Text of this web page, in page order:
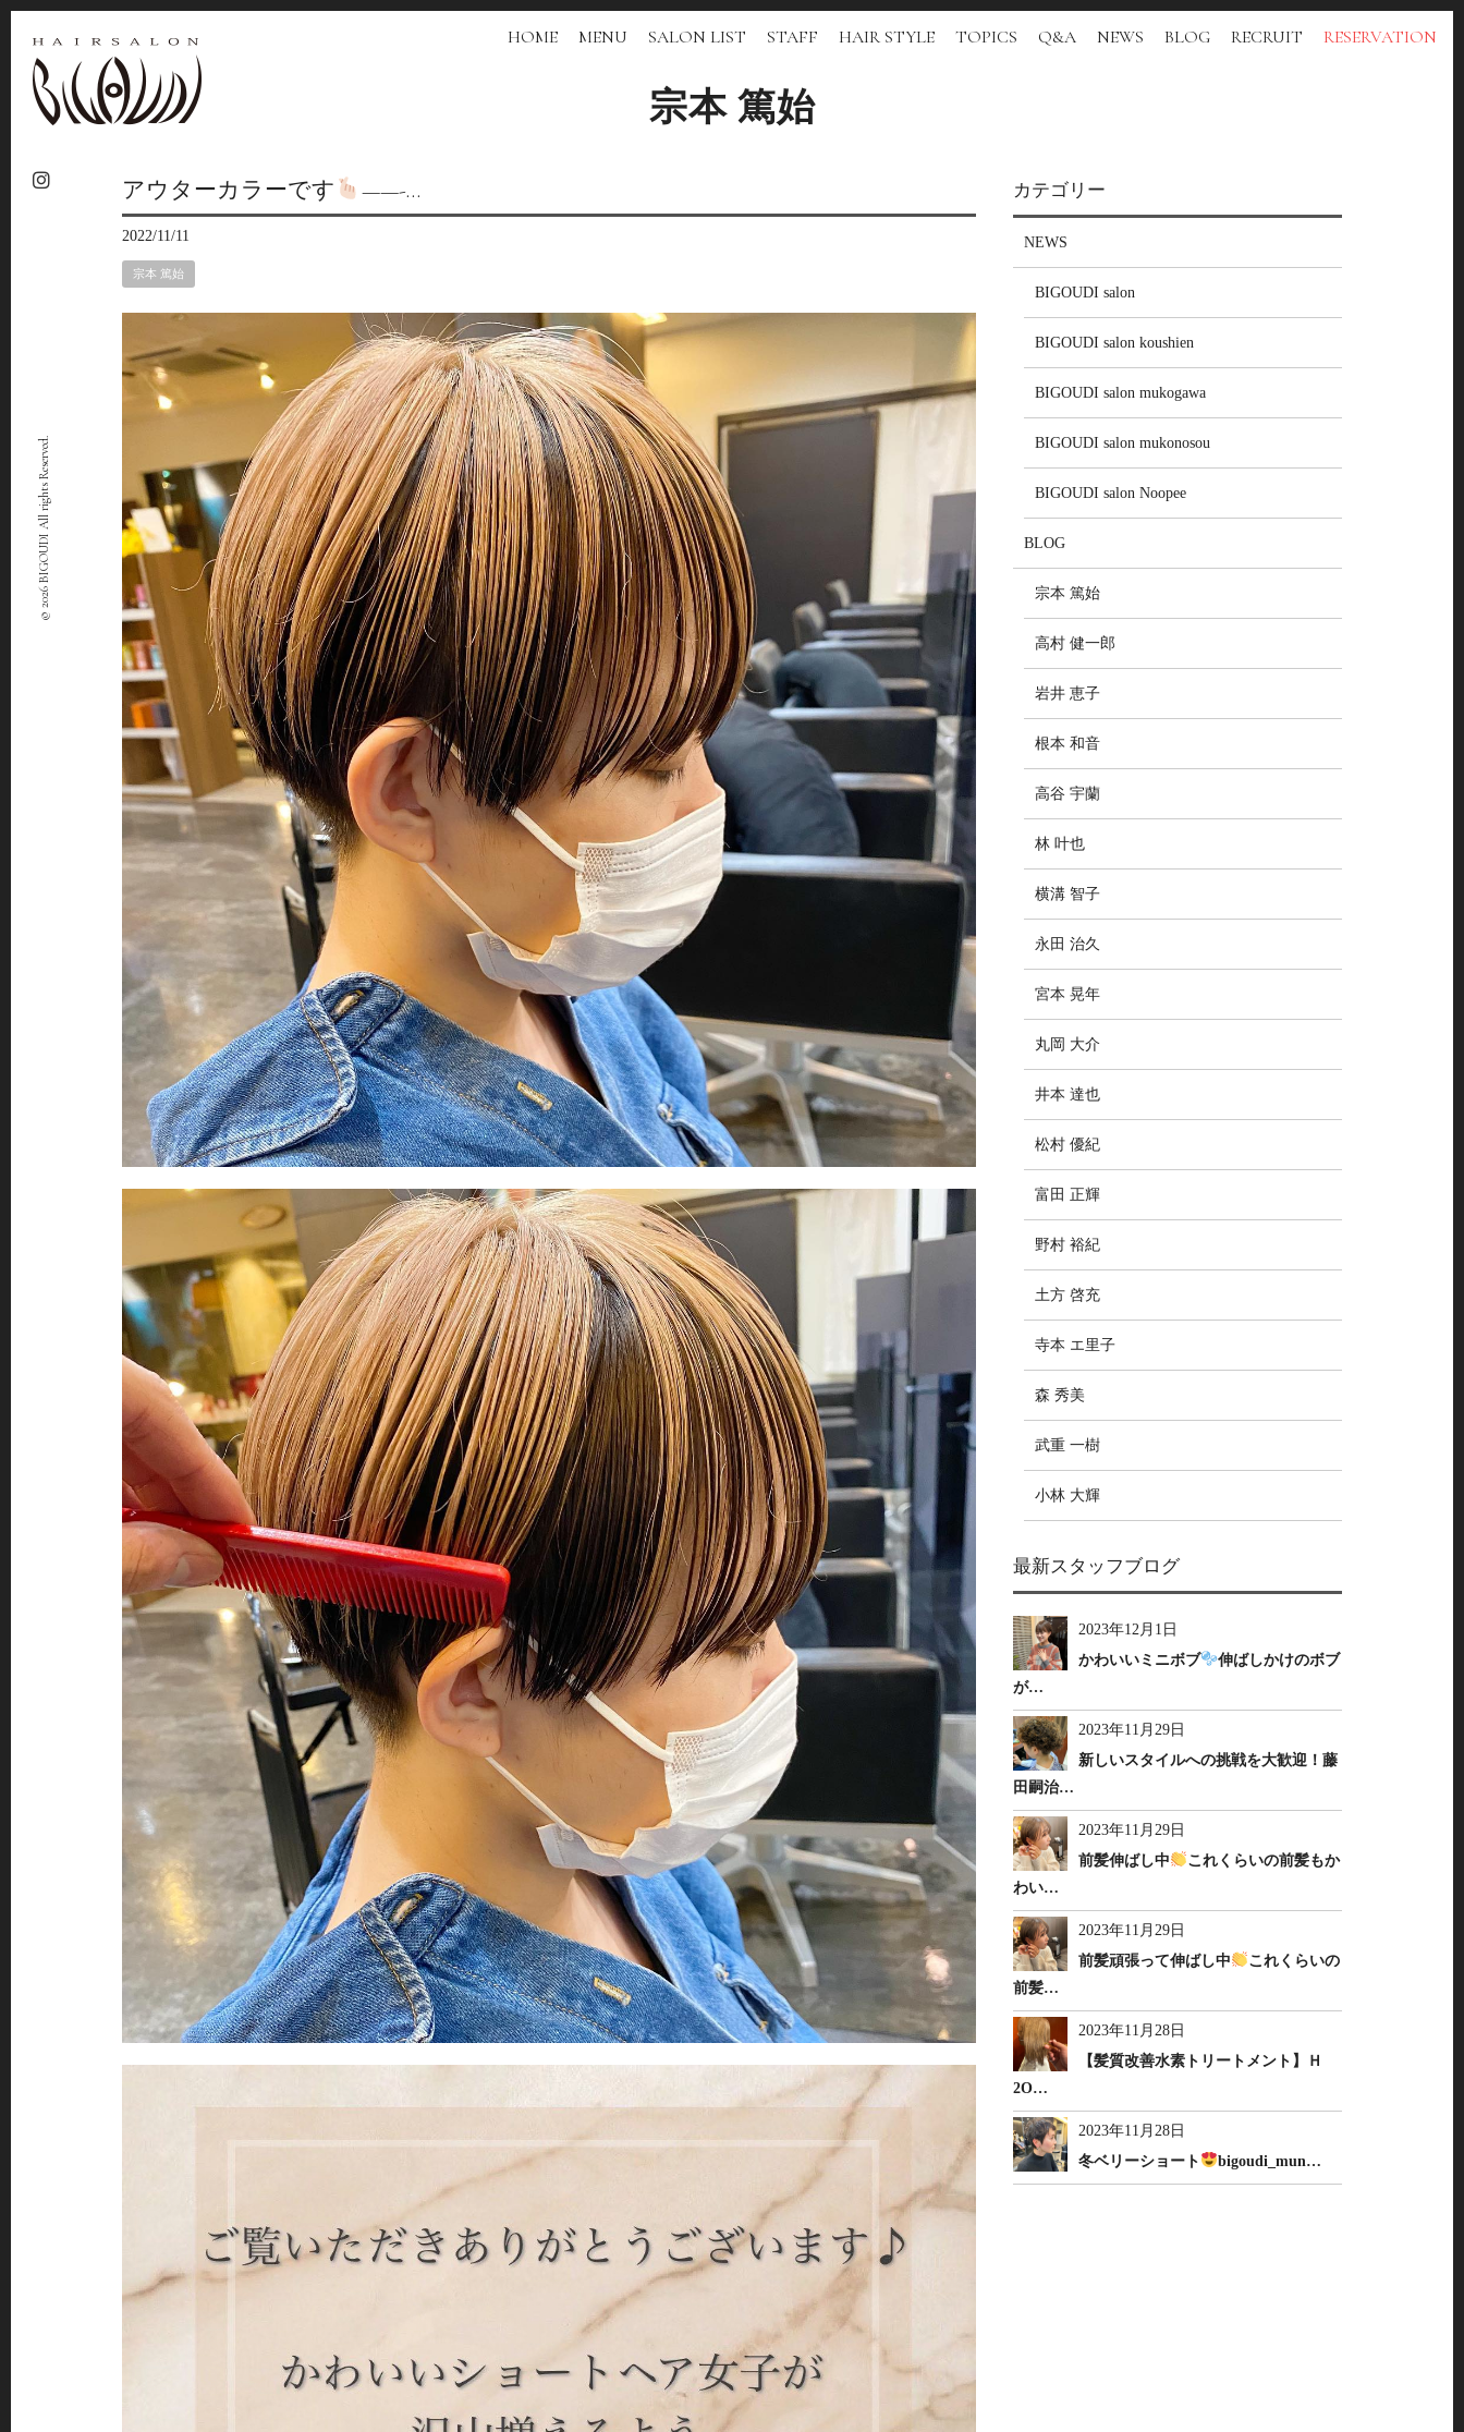
HOME MENU SALON LIST STAFF HAIR STYLE TOPICS Q&A NEWS BLOG RECRUIT RESERVATION
© 2026 BIGOUDI All rights Reserved.
宗本 篤始
アウターカラーです ——-…
2022/11/11
宗本 篤始
カテゴリー
NEWS
BIGOUDI salon
BIGOUDI salon koushien
BIGOUDI salon mukogawa
BIGOUDI salon mukonosou
BIGOUDI salon Noopee
BLOG
宗本 篤始
高村 健一郎
岩井 恵子
根本 和音
高谷 宇蘭
林 叶也
横溝 智子
永田 治久
宮本 晃年
丸岡 大介
井本 達也
松村 優紀
富田 正輝
野村 裕紀
土方 啓充
寺本 エ里子
森 秀美
武重 一樹
小林 大輝
最新スタッフブログ
2023年12月1日
かわいいミニボブ
伸ばしかけのボブ
が…
2023年11月29日
新しいスタイルへの挑戦を大歓迎！藤
田嗣治…
2023年11月29日
前髪伸ばし中
これくらいの前髪もか
わい…
2023年11月29日
前髪頑張って伸ばし中
これくらいの
前髪…
2023年11月28日
【髪質改善水素トリートメント】Ｈ
2O…
2023年11月28日
冬ベリーショート
bigoudi_mun…